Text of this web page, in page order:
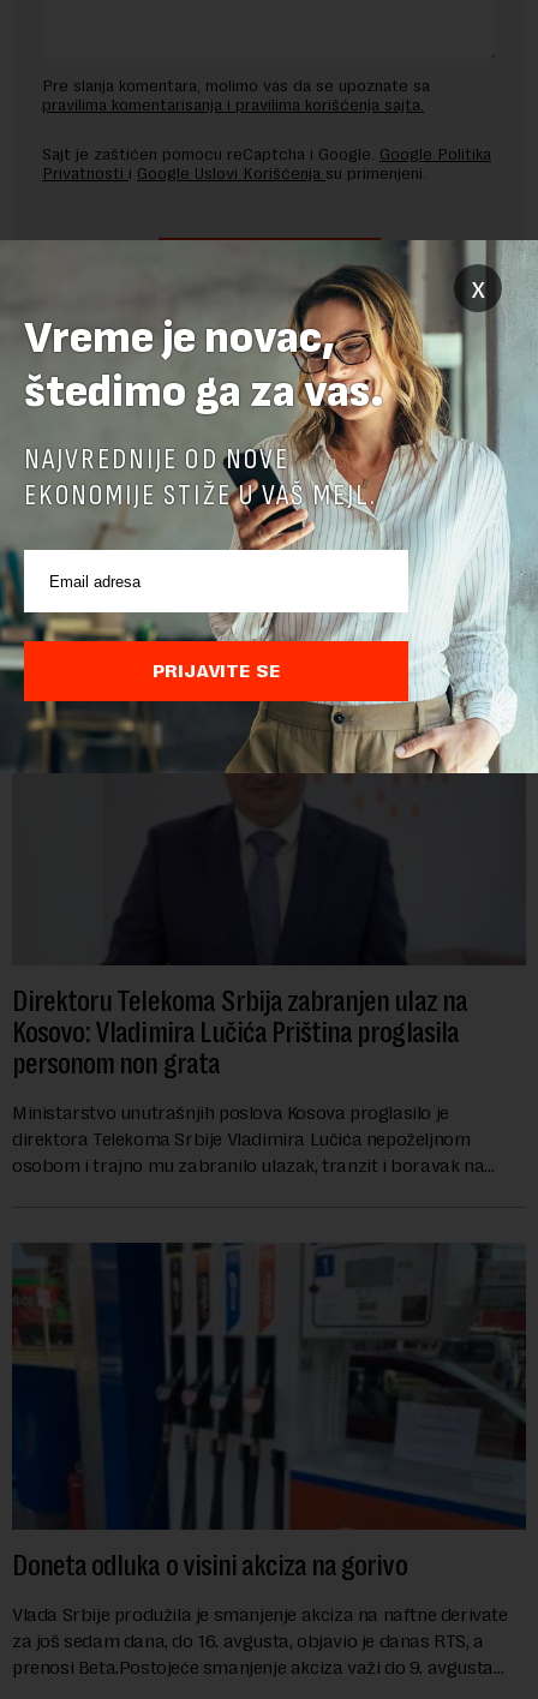
Pre slanja komentara, molimo vas da se upoznate sa
pravilima komentarisanja i pravilima korišćenja sajta.
Sajt je zaštićen pomocu reCaptcha i Google. Google Politika
Privatnosti i Google Uslovi Korišćenja su primenjeni.
POVEZANI SADRŽAJI
Direktoru Telekoma Srbija zabranjen ulaz na
Kosovo: Vladimira Lučića Priština proglasila
personom non grata
Ministarstvo unutrašnjih poslova Kosova proglasilo je
direktora Telekoma Srbije Vladimira Lučića nepoželjnom
osobom i trajno mu zabranilo ulazak, tranzit i boravak na
Doneta odluka o visini akciza na gorivo
Vlada Srbije produžila je smanjenje akciza na naftne derivate
za još sedam dana, do 16. avgusta, objavio je danas RTS, a
prenosi Beta.Postojeće smanjenje akciza važi do 9. avgusta
x
Vreme je novac,
štedimo ga za vas.
NAJVREDNIJE OD NOVE
EKONOMIJE STIŽE U VAŠ MEJL.
PRIJAVITE SE